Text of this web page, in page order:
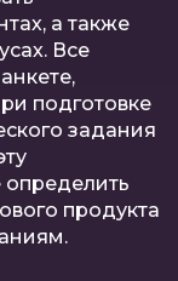
а также
Все
подготовке
задания
продукта